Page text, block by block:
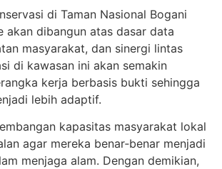
di Taman Nasional Bogani
akan dibangun atas dasar data
masyarakat, dan sinergi lintas
di kawasan ini akan semakin
kerja berbasis bukti sehingga
lebih adaptif.
kapasitas masyarakat lokal
agar mereka benar‐benar menjadi
menjaga alam. Dengan demikian,